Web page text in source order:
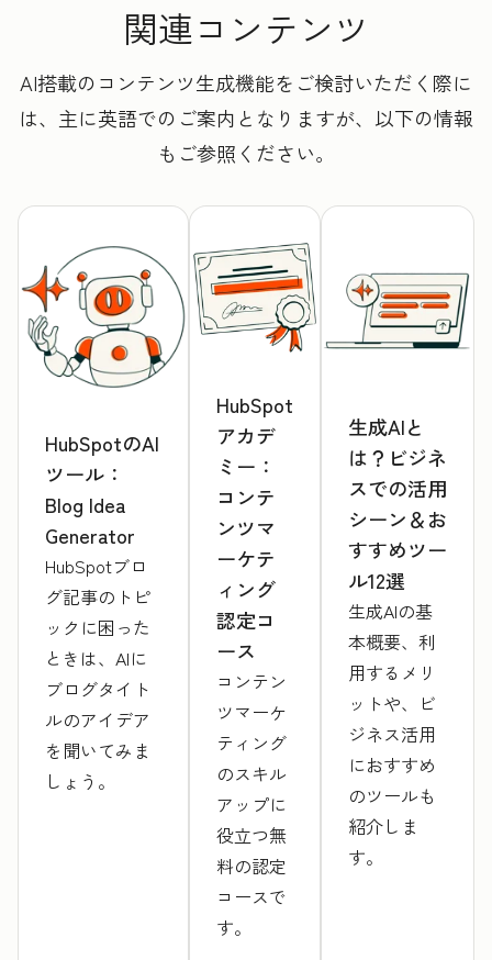
関連コンテンツ
AI搭載のコンテンツ生成機能をご検討いただく際に
は、主に英語でのご案内となりますが、以下の情報
もご参照ください。
HubSpotのAI
ツール：
Blog Idea
Generator
HubSpotブロ
グ記事のトピ
ックに困った
ときは、AIに
ブログタイト
ルのアイデア
を聞いてみま
しょう。
HubSpot
アカデ
ミー：
コンテ
ンツマ
ーケテ
ィング
認定コ
ース
コンテン
ツマーケ
ティング
のスキル
アップに
役立つ無
料の認定
コースで
す。
生成AIと
は？ビジネ
スでの活用
シーン＆お
すすめツー
ル12選
生成AIの基
本概要、利
用するメリ
ットや、ビ
ジネス活用
におすすめ
のツールも
紹介しま
す。